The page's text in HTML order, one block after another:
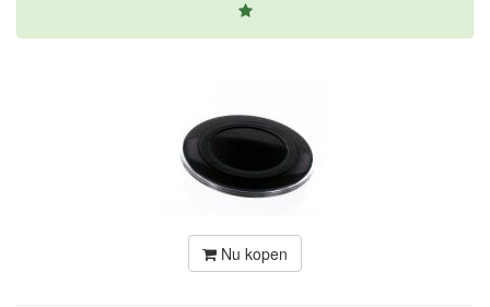
Nu kopen